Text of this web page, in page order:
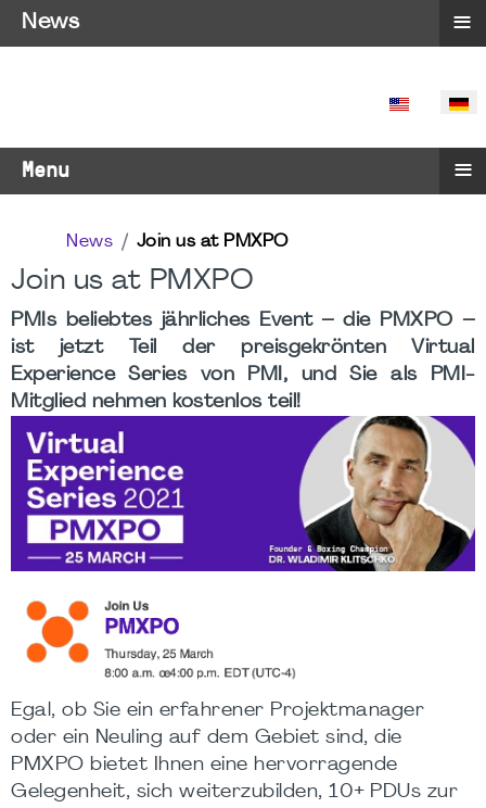
SPRACHE
Menu ≡
News Join us at PMXPO
Join us at PMXPO
PMIs beliebtes jährliches Event – die PMXPO –
ist jetzt Teil der preisgekrönten Virtual
Experience Series von PMI, und Sie als PMI-
Mitglied nehmen kostenlos teil!
Egal, ob Sie ein erfahrener Projektmanager
oder ein Neuling auf dem Gebiet sind, die
PMXPO bietet Ihnen eine hervorragende
Gelegenheit, sich weiterzubilden, 10+ PDUs zur
News ≡